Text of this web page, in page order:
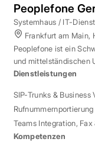
Peoplefone
Systemhaus / IT-
Frankfurt am Main,
Peoplefone ist ein
und mittelständischen
Telefonielösungen
Dienstleistungen
SIP-Trunks & Business
Teams Integration, Fax
Kompetenzen